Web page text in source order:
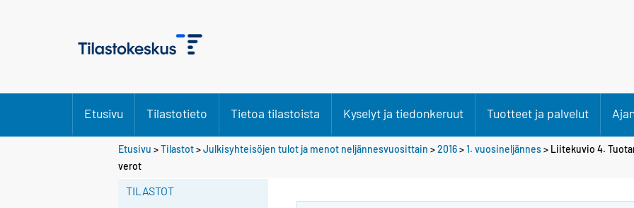
Etusivu Tilastotieto Tietoa tilastoista Kyselyt ja tiedonkeruut Tuotteet ja palvelut
Etusivu >Tilastot>Julkisyhteisöjen tulot ja menot neljännesvuosittain >2016>1. vuosineljännes> Liitekuvio 4.
verot
TILASTOT